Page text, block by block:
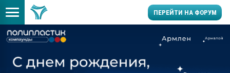
ПЕРЕЙТИ НА ФОРУМ